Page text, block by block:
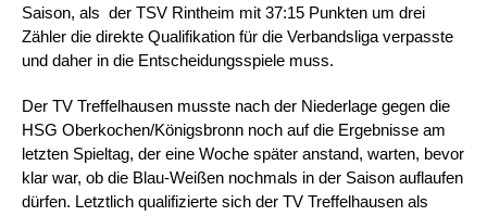
Saison, als der TSV Rintheim mit 37:15 Punkten um drei
Zähler die direkte Qualifikation für die Verbandsliga verpasste
und daher in die Entscheidungsspiele muss.
Der TV Treffelhausen musste nach der Niederlage gegen die
HSG Oberkochen/Königsbronn noch auf die Ergebnisse am
letzten Spieltag, der eine Woche später anstand, warten, bevor
klar war, ob die Blau-Weißen nochmals in der Saison auflaufen
dürfen. Letztlich qualifizierte sich der TV Treffelhausen als